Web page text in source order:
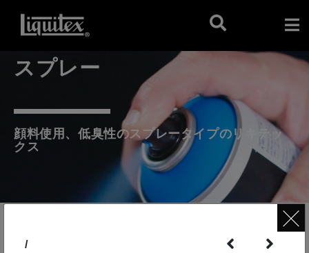
スプレー
顔料使用、低臭性のスプレータイプのリキテッ
クス
/